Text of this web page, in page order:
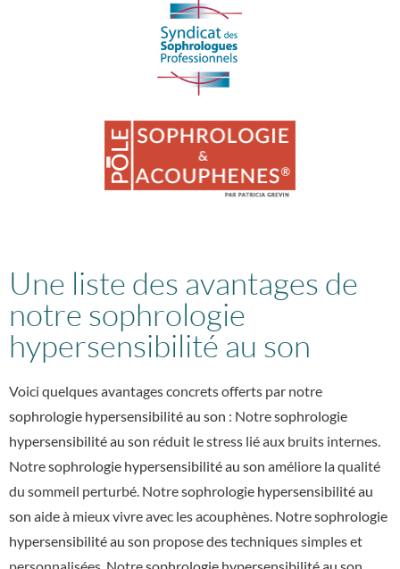
Une liste des avantages de
notre sophrologie
hypersensibilité au son
Voici quelques avantages concrets offerts par notre
sophrologie hypersensibilité au son : Notresophrologie
hypersensibilité au son réduit le stress lié aux bruits internes.
Notresophrologie hypersensibilité au son améliore la qualité
du sommeil perturbé. Notresophrologie hypersensibilité au
son aide à mieux vivre avec les acouphènes. Notresophrologie
hypersensibilité au son propose des techniques simples et